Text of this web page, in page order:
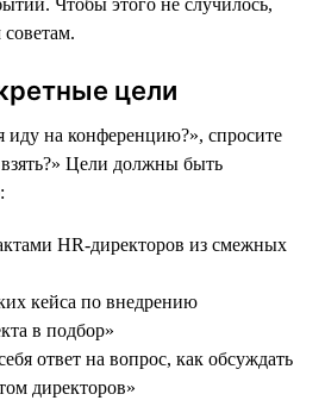
цели
иду на конференцию?», спросите
взять?» Цели должны быть
HR-директоров из смежных
кейса по внедрению
в подбор»
ответ на вопрос, как обсуждать
директоров»